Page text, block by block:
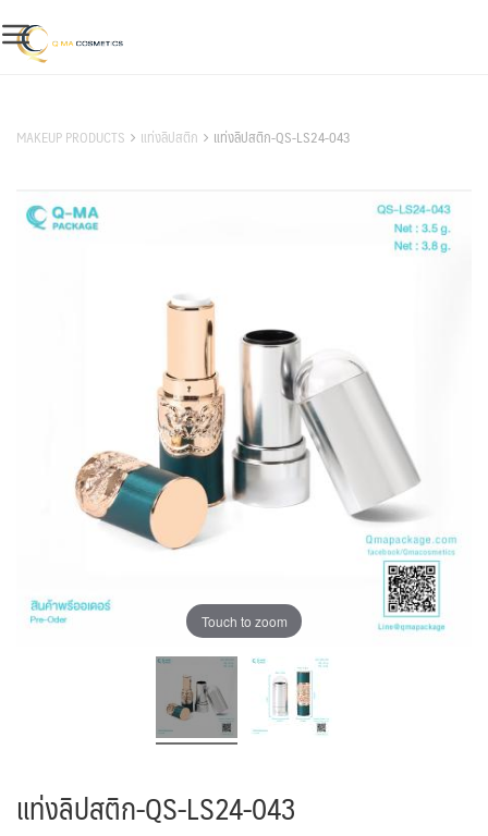
to
content
MAKEUP PRODUCTS แท่งลิปสติก แท่งลิปสติก-QS-LS24-043
Touch to zoom
แท่งลิปสติก-QS-LS24-043